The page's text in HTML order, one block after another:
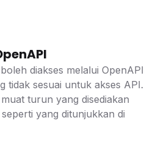
diakses melalui OpenAPI
tidak sesuai untuk akses API.
turun yang disediakan
yang ditunjukkan di